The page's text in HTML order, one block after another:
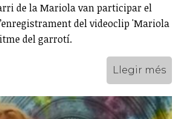
de la Mariola van participar el
del videoclip 'Mariola
del garrotí.
Llegir més